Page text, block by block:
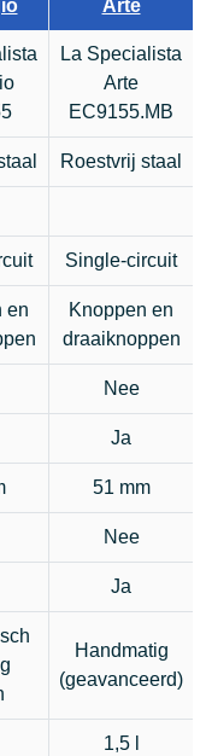
Arte
La Specialista
Arte
EC9155.MB
Roestvrij staal
Single-circuit
en
Knoppen en
draaiknoppen
Nee
Ja
51 mm
Nee
Ja
Handmatig
(geavanceerd)
1,5 l